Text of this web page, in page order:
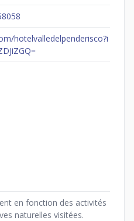
hotelvalledelpenderisco?i
en fonction des activités
naturelles visitées.